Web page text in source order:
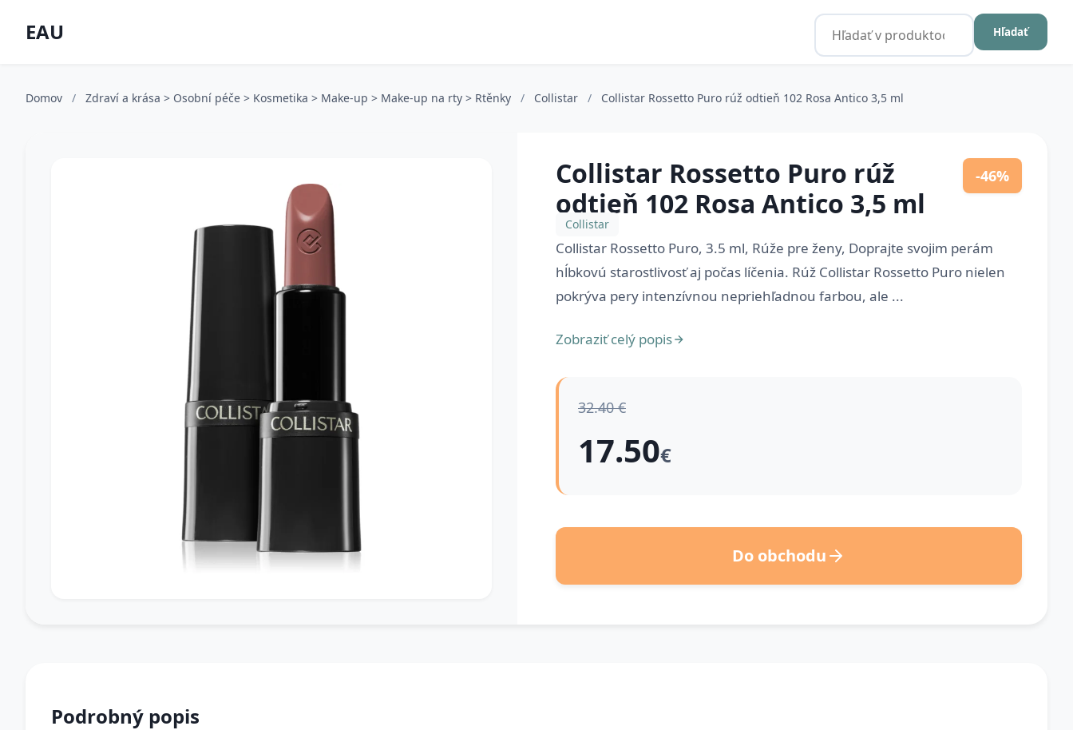
EAU Hľadať
Domov / Zdraví a krása > Osobní péče > Kosmetika > Make-up > Make-up na rty > Rtěnky / Collistar / Collistar Rossetto Puro rúž odtieň 102 Rosa Antico 3,5 ml
Collistar Rossetto Puro rúž
odtieň 102 Rosa Antico 3,5 ml
-46%
Collistar
Collistar Rossetto Puro, 3.5 ml, Rúže pre ženy, Doprajte svojim perám
hĺbkovú starostlivosť aj počas líčenia. Rúž Collistar Rossetto Puro nielen
pokrýva pery intenzívnou nepriehľadnou farbou, ale ...
Zobraziť celý popis
32.40 €
17.50€
Do obchodu
Podrobný popis